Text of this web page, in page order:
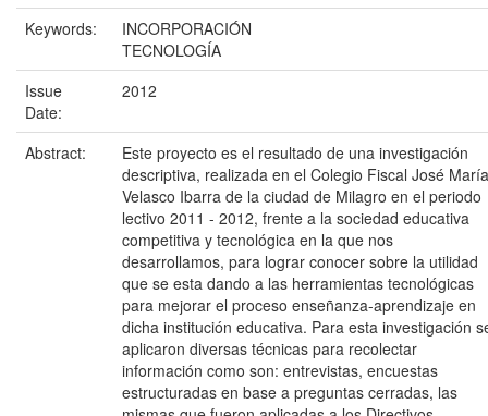
Keywords:
INCORPORACIÓN
TECNOLOGÍA
Issue
Date:
2012
Abstract:
Este proyecto es el resultado de una investigación
descriptiva, realizada en el Colegio Fiscal José María
Velasco Ibarra de la ciudad de Milagro en el periodo
lectivo 2011 - 2012, frente a la sociedad educativa
competitiva y tecnológica en la que nos
desarrollamos, para lograr conocer sobre la utilidad
que se esta dando a las herramientas tecnológicas
para mejorar el proceso enseñanza-aprendizaje en
dicha institución educativa. Para esta investigación
aplicaron diversas técnicas para recolectar
información como son: entrevistas, encuestas
estructuradas en base a preguntas cerradas, las